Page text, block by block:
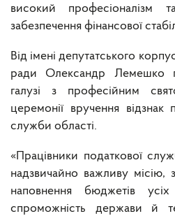
високий професіоналізм
забезпечення фінансової
Від імені депутатського
ради Олександр Лемешко
галузі з професійним
церемонії вручення відзнак
служби області.
«Працівники податкової
надзвичайно важливу місію,
наповнення бюджетів
спроможність держави й